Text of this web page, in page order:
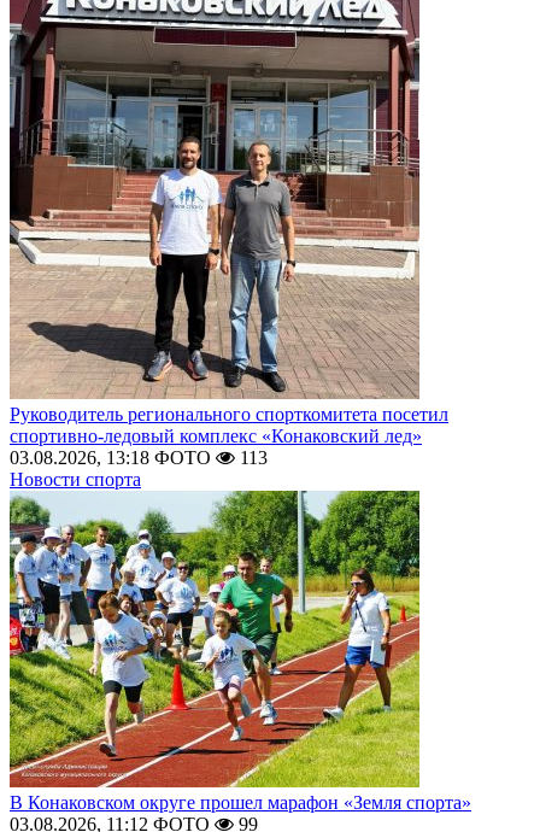
Руководитель регионального спорткомитета посетил
спортивно-ледовый комплекс «Конаковский лед»
03.08.2026, 13:18 ФОТО
113
Новости спорта
В Конаковском округе прошел марафон «Земля спорта»
03.08.2026, 11:12 ФОТО 99